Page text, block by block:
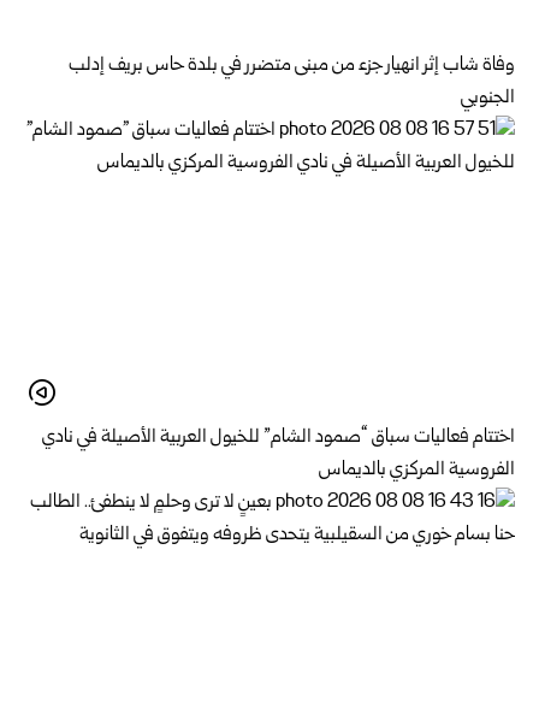
وفاة شاب إثر انهيار جزء من مبنى متضرر في بلدة حاس بريف إدلب
الجنوبي
اختتام فعاليات سباق “صمود الشام” للخيول العربية الأصيلة في نادي
الفروسية المركزي بالديماس